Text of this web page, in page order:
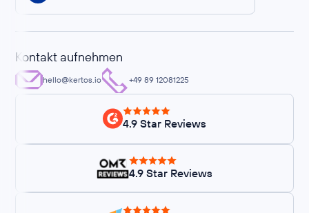
Kontakt aufnehmen
hello@kertos.io +49 89 12081225
4.9 Star Reviews
4.9 Star Reviews